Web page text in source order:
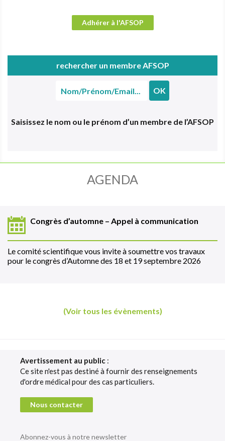
Adhérer à l'AFSOP
rechercher un membre AFSOP
un
Saisissez le nom ou le prénom d’un membre de l’AFSOP
AGENDA
Congrès d’automne – Appel à communication
Le comité scientifique vous invite à soumettre vos travaux
pour le congrès d’Automne des 18 et 19 septembre 2026
(Voir tous les évènements)
Avertissement au public :
Ce site n'est pas destiné à fournir des renseignements
d'ordre médical pour des cas particuliers.
Nous contacter
Abonnez-vous à notre newsletter